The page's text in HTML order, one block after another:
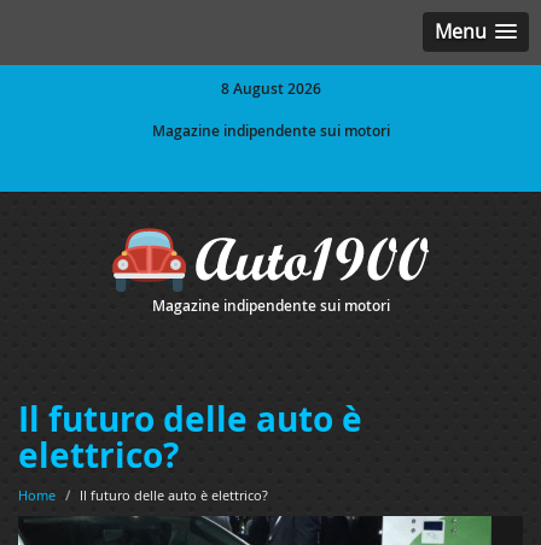
Menu
8 August 2026
Magazine indipendente sui motori
Magazine indipendente sui motori
Il futuro delle auto è
elettrico?
Home / Il futuro delle auto è elettrico?